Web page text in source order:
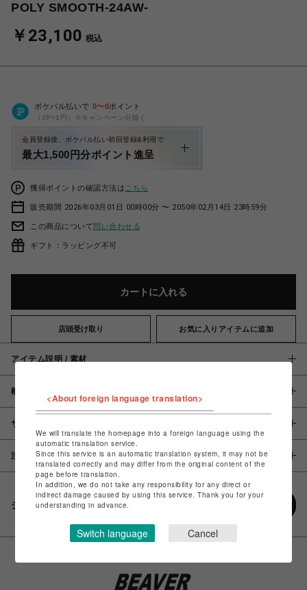
POLY SMOOTH-24AW-
￥23,100 税込
ポケパル払いで 0〜0ポイント
（1P=1円）※キャンペーン分除く
会員登録後、ポケパル払い初回登録&利用で
最大1,500円分ポイント進呈
獲得ポイントの確認方法は こちら
販売期間 2026年03月01日 00時00分 〜 2050年02月14日 23時59分
この商品について問い合わせる
ギフト：ラッピング不可
カートに入れる
店頭受け取り お気に入りアイテムに追加
アイテム説明 / 素材
概要
サイズ
注意事項
シェアする
<About foreign language translation>
We will translate the homepage into a foreign language using the
automatic translation service.
Since this service is an automatic translation system, it may not be
translated correctly and may differ from the original content of the
page before translation.
In addition, we do not take any responsibility for any direct or
indirect damage caused by using this service. Thank you for your
understanding in advance.
Switch language Cancel